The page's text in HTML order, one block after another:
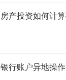
房产投资如何计
银行账户异地操